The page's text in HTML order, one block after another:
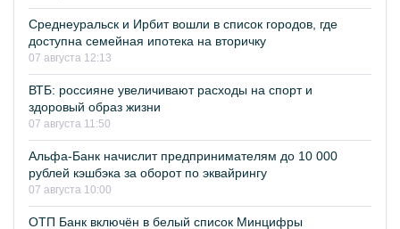
Среднеуральск и Ирбит вошли в список городов, где
доступна семейная ипотека на вторичку
07 августа 12:13
ВТБ: россияне увеличивают расходы на спорт и
здоровый образ жизни
07 августа 11:50
Альфа-Банк начислит предпринимателям до 10 000
рублей кэшбэка за оборот по эквайрингу
07 августа 10:00
ОТП Банк включён в белый список Минцифры